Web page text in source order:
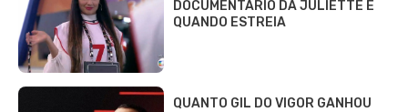
DOCUMENTÁRIO DA JULIETTE E
QUANDO ESTREIA
QUANTO GIL DO VIGOR GANHOU